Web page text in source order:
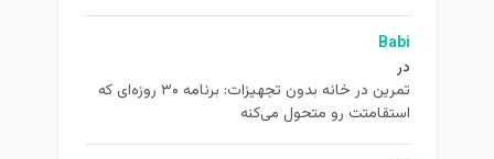
Babi
در
تمرین در خانه بدون تجهیزات: برنامه ۳۰ روزه‌ای که
استقامتت رو متحول می‌کنه